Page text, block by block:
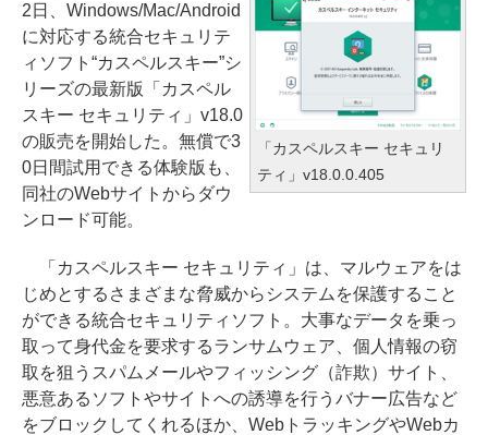
「カスペルスキー セキュリ
ティ」v18.0.0.405
2日、Windows/Mac/Android
に対応する統合セキュリテ
ィソフト“カスペルスキー”シ
リーズの最新版「カスペル
スキー セキュリティ」v18.0
の販売を開始した。無償で3
0日間試用できる体験版も、
同社のWebサイトからダウ
ンロード可能。
「カスペルスキー セキュリティ」は、マルウェアをは
じめとするさまざまな脅威からシステムを保護すること
ができる統合セキュリティソフト。大事なデータを乗っ
取って身代金を要求するランサムウェア、個人情報の窃
取を狙うスパムメールやフィッシング（詐欺）サイト、
悪意あるソフトやサイトへの誘導を行うバナー広告など
をブロックしてくれるほか、WebトラッキングやWebカ